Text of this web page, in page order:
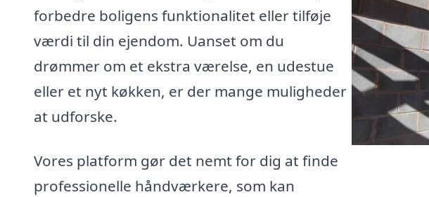
forbedre boligens funktionalitet eller tilføje
værdi til din ejendom. Uanset om du
drømmer om et ekstra værelse, en udestue
eller et nyt køkken, er der mange muligheder
at udforske.
Vores platform gør det nemt for dig at finde
professionelle håndværkere, som kan